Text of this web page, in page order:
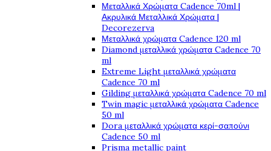
Μεταλλικά Χρώματα Cadence 70ml |
Ακρυλικά Μεταλλικά Χρώματα |
Decorezerva
Μεταλλικά χρώματα Cadence 120 ml
Diamond μεταλλικά χρώματα Cadence 70
ml
Extreme Light μεταλλικά χρώματα
Cadence 70 ml
Gilding μεταλλικά χρώματα Cadence 70 ml
Twin magic μεταλλικά χρώματα Cadence
50 ml
Dora μεταλλικά χρώματα κερί-σαπούνι
Cadence 50 ml
Prisma metallic paint